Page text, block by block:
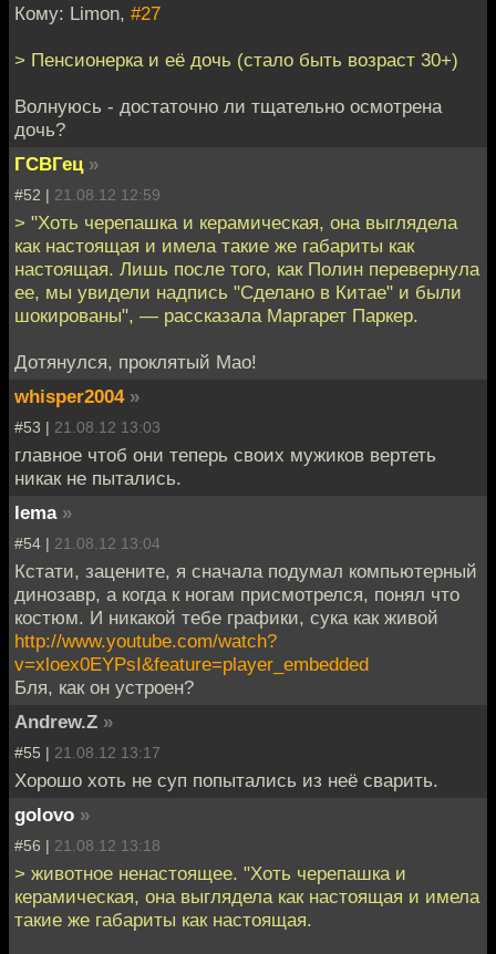
Кому: Limon, #27
> Пенсионерка и её дочь (стало быть возраст 30+)
Волнуюсь - достаточно ли тщательно осмотрена
дочь?
ГСВГец »
#52 | 21.08.12 12:59
> "Хоть черепашка и керамическая, она выглядела
как настоящая и имела такие же габариты как
настоящая. Лишь после того, как Полин перевернула
ее, мы увидели надпись "Сделано в Китае" и были
шокированы", — рассказала Маргарет Паркер.
Дотянулся, проклятый Мао!
whisper2004 »
#53 | 21.08.12 13:03
главное чтоб они теперь своих мужиков вертеть
никак не пытались.
lema »
#54 | 21.08.12 13:04
Кстати, зацените, я сначала подумал компьютерный
динозавр, а когда к ногам присмотрелся, понял что
костюм. И никакой тебе графики, сука как живой
http://www.youtube.com/watch?
v=xloex0EYPsI&feature=player_embedded
Бля, как он устроен?
Andrew.Z »
#55 | 21.08.12 13:17
Хорошо хоть не суп попытались из неё сварить.
golovo »
#56 | 21.08.12 13:18
> животное ненастоящее. "Хоть черепашка и
керамическая, она выглядела как настоящая и имела
такие же габариты как настоящая.